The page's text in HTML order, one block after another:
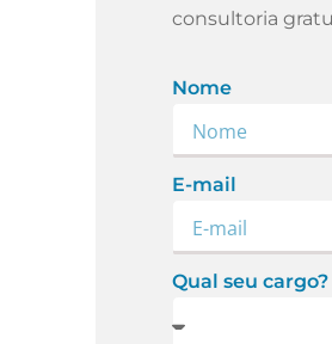
consultoria
Nome
E-mail
Qual seu cargo?